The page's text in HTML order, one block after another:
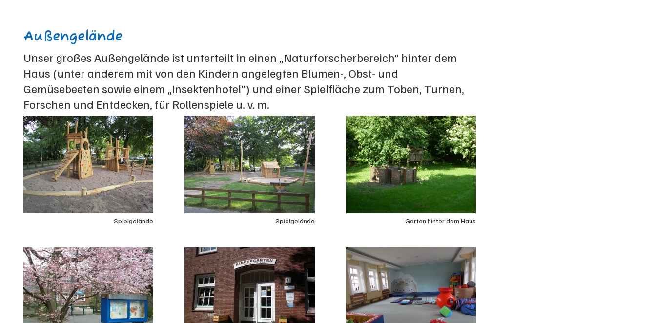
Außengelände
Unser großes Außengelände ist unterteilt in einen „Naturforscherbereich“ hinter dem
Haus (unter anderem mit von den Kindern angelegten Blumen-, Obst- und
Gemüsebeeten sowie einem „Insektenhotel“) und einer Spielfläche zum Toben, Turnen,
Forschen und Entdecken, für Rollenspiele u. v. m.
Spielgelände Spielgelände Garten hinter dem Haus